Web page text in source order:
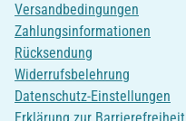
Versandbedingungen
Zahlungsinformationen
Rücksendung
Widerrufsbelehrung
Datenschutz-Einstellungen